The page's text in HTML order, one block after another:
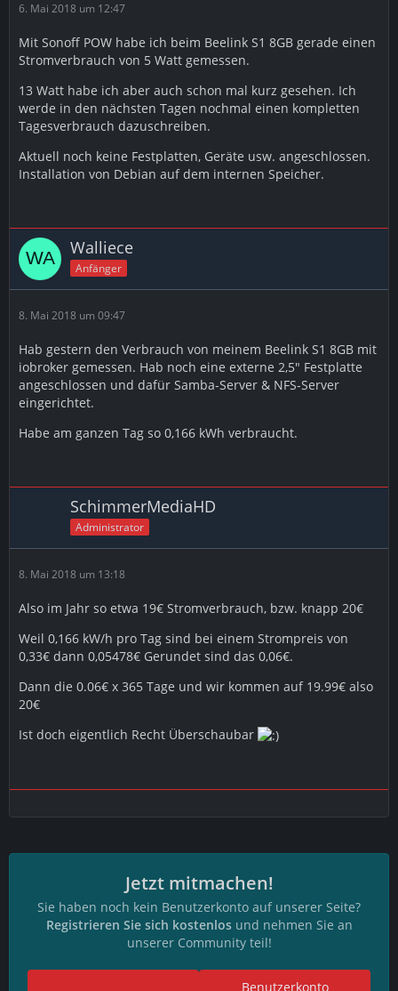
6. Mai 2018 um 12:47
Mit Sonoff POW habe ich beim Beelink S1 8GB gerade einen
Stromverbrauch von 5 Watt gemessen.
13 Watt habe ich aber auch schon mal kurz gesehen. Ich
werde in den nächsten Tagen nochmal einen kompletten
Tagesverbrauch dazuschreiben.
Aktuell noch keine Festplatten, Geräte usw. angeschlossen.
Installation von Debian auf dem internen Speicher.
Walliece
Anfänger
8. Mai 2018 um 09:47
Hab gestern den Verbrauch von meinem Beelink S1 8GB mit
iobroker gemessen. Hab noch eine externe 2,5" Festplatte
angeschlossen und dafür Samba-Server & NFS-Server
eingerichtet.
Habe am ganzen Tag so 0,166 kWh verbraucht.
SchimmerMediaHD
Administrator
8. Mai 2018 um 13:18
Also im Jahr so etwa 19€ Stromverbrauch, bzw. knapp 20€
Weil 0,166 kW/h pro Tag sind bei einem Strompreis von
0,33€ dann 0,05478€ Gerundet sind das 0,06€.
Dann die 0.06€ x 365 Tage und wir kommen auf 19.99€ also
20€
Ist doch eigentlich Recht Überschaubar
Jetzt mitmachen!
Sie haben noch kein Benutzerkonto auf unserer Seite?
Registrieren Sie sich kostenlosund nehmen Sie an
unserer Community teil!
Benutzerkonto